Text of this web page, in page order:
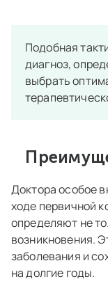
Подобная
диагноз,
выбрать
Доктора особое
ходе первичной
определяют не
возникновения.
заболевания и
на долгие годы.